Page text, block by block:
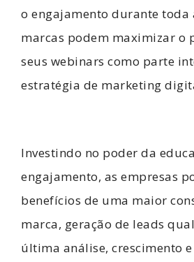
o engajamento durante toda
marcas podem maximizar o
seus webinars como parte
estratégia de marketing
Investindo no poder da
engajamento, as empresas
benefícios de uma maior
marca, geração de leads
última análise, crescimento e